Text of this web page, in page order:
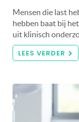
Mensen die last
hebben baat bij
uit klinisch
LEES VERDER